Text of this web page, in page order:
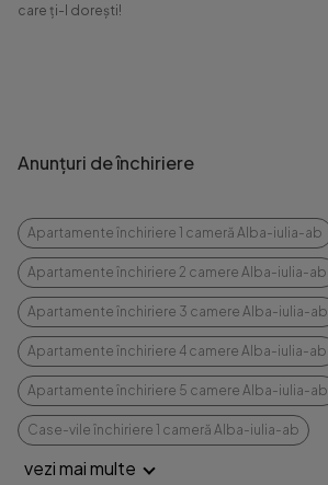
care ți-l dorești!
Anunțuri de închiriere
Apartamente închiriere 1 cameră Alba-iulia-ab
Apartamente închiriere 2 camere Alba-iulia-ab
Apartamente închiriere 3 camere Alba-iulia-ab
Apartamente închiriere 4 camere Alba-iulia-ab
Apartamente închiriere 5 camere Alba-iulia-ab
Case-vile închiriere 1 cameră Alba-iulia-ab
vezi mai multe